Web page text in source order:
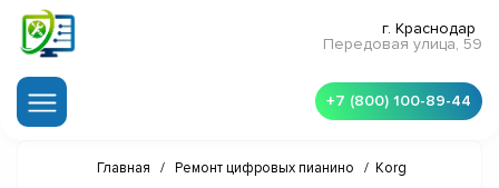
г. Краснодар
Передовая улица, 59
+7 (800) 100-89-44
Главная / Ремонт цифровых пианино / Korg